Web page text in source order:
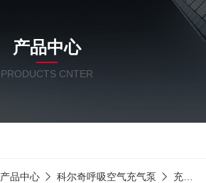
产品中心
PRODUCTS CNTER
产品中心 科尔奇呼吸空气充气泵 充气机